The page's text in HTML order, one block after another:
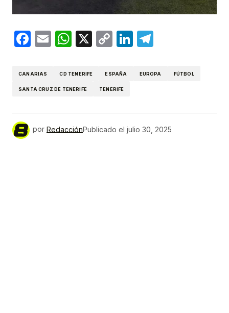
Facebook
EmailWhatsApp
X
CopyLinkedIn
CANARIAS CD TENERIFE ESPAÑA EUROPA FÚTBOL
SANTA CRUZ DE TENERIFE TENERIFE
por RedacciónPublicado el julio 30, 2025